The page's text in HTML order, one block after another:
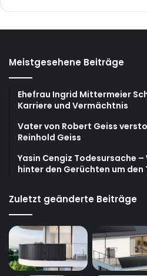
Meistgesehene Beiträge
Ehefrau Ingrid Mittermeier
Karriere und Vermächtnis
Vater von Robert Geiss
Reinhold Geiss
Yasin Cengiz Todesursache
hinter den Gerüchten um den
Zuletzt geänderte Beiträge